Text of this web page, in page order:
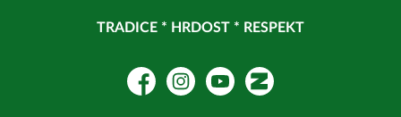
TRADICE * HRDOST * RESPEKT
FacebookInstagramYouTubeZonerama